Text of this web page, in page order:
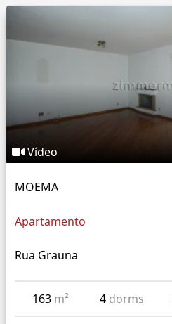
Vídeo
MOEMA
Apartamento
Rua Grauna
163 m² 4 dorms